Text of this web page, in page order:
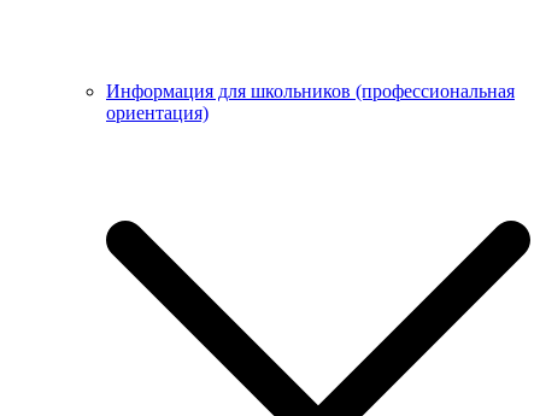
Информация для школьников (профессиональная
ориентация)